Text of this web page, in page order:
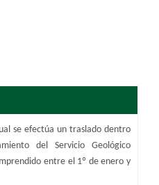
se efectúa un traslado dentro
del Servicio Geológico
entre el 1º de enero y